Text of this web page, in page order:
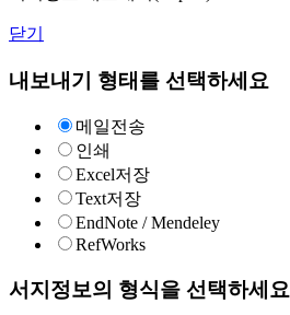
닫기
내보내기 형태를 선택하세요
메일전송
인쇄
Excel저장
Text저장
EndNote / Mendeley
RefWorks
서지정보의 형식을 선택하세요